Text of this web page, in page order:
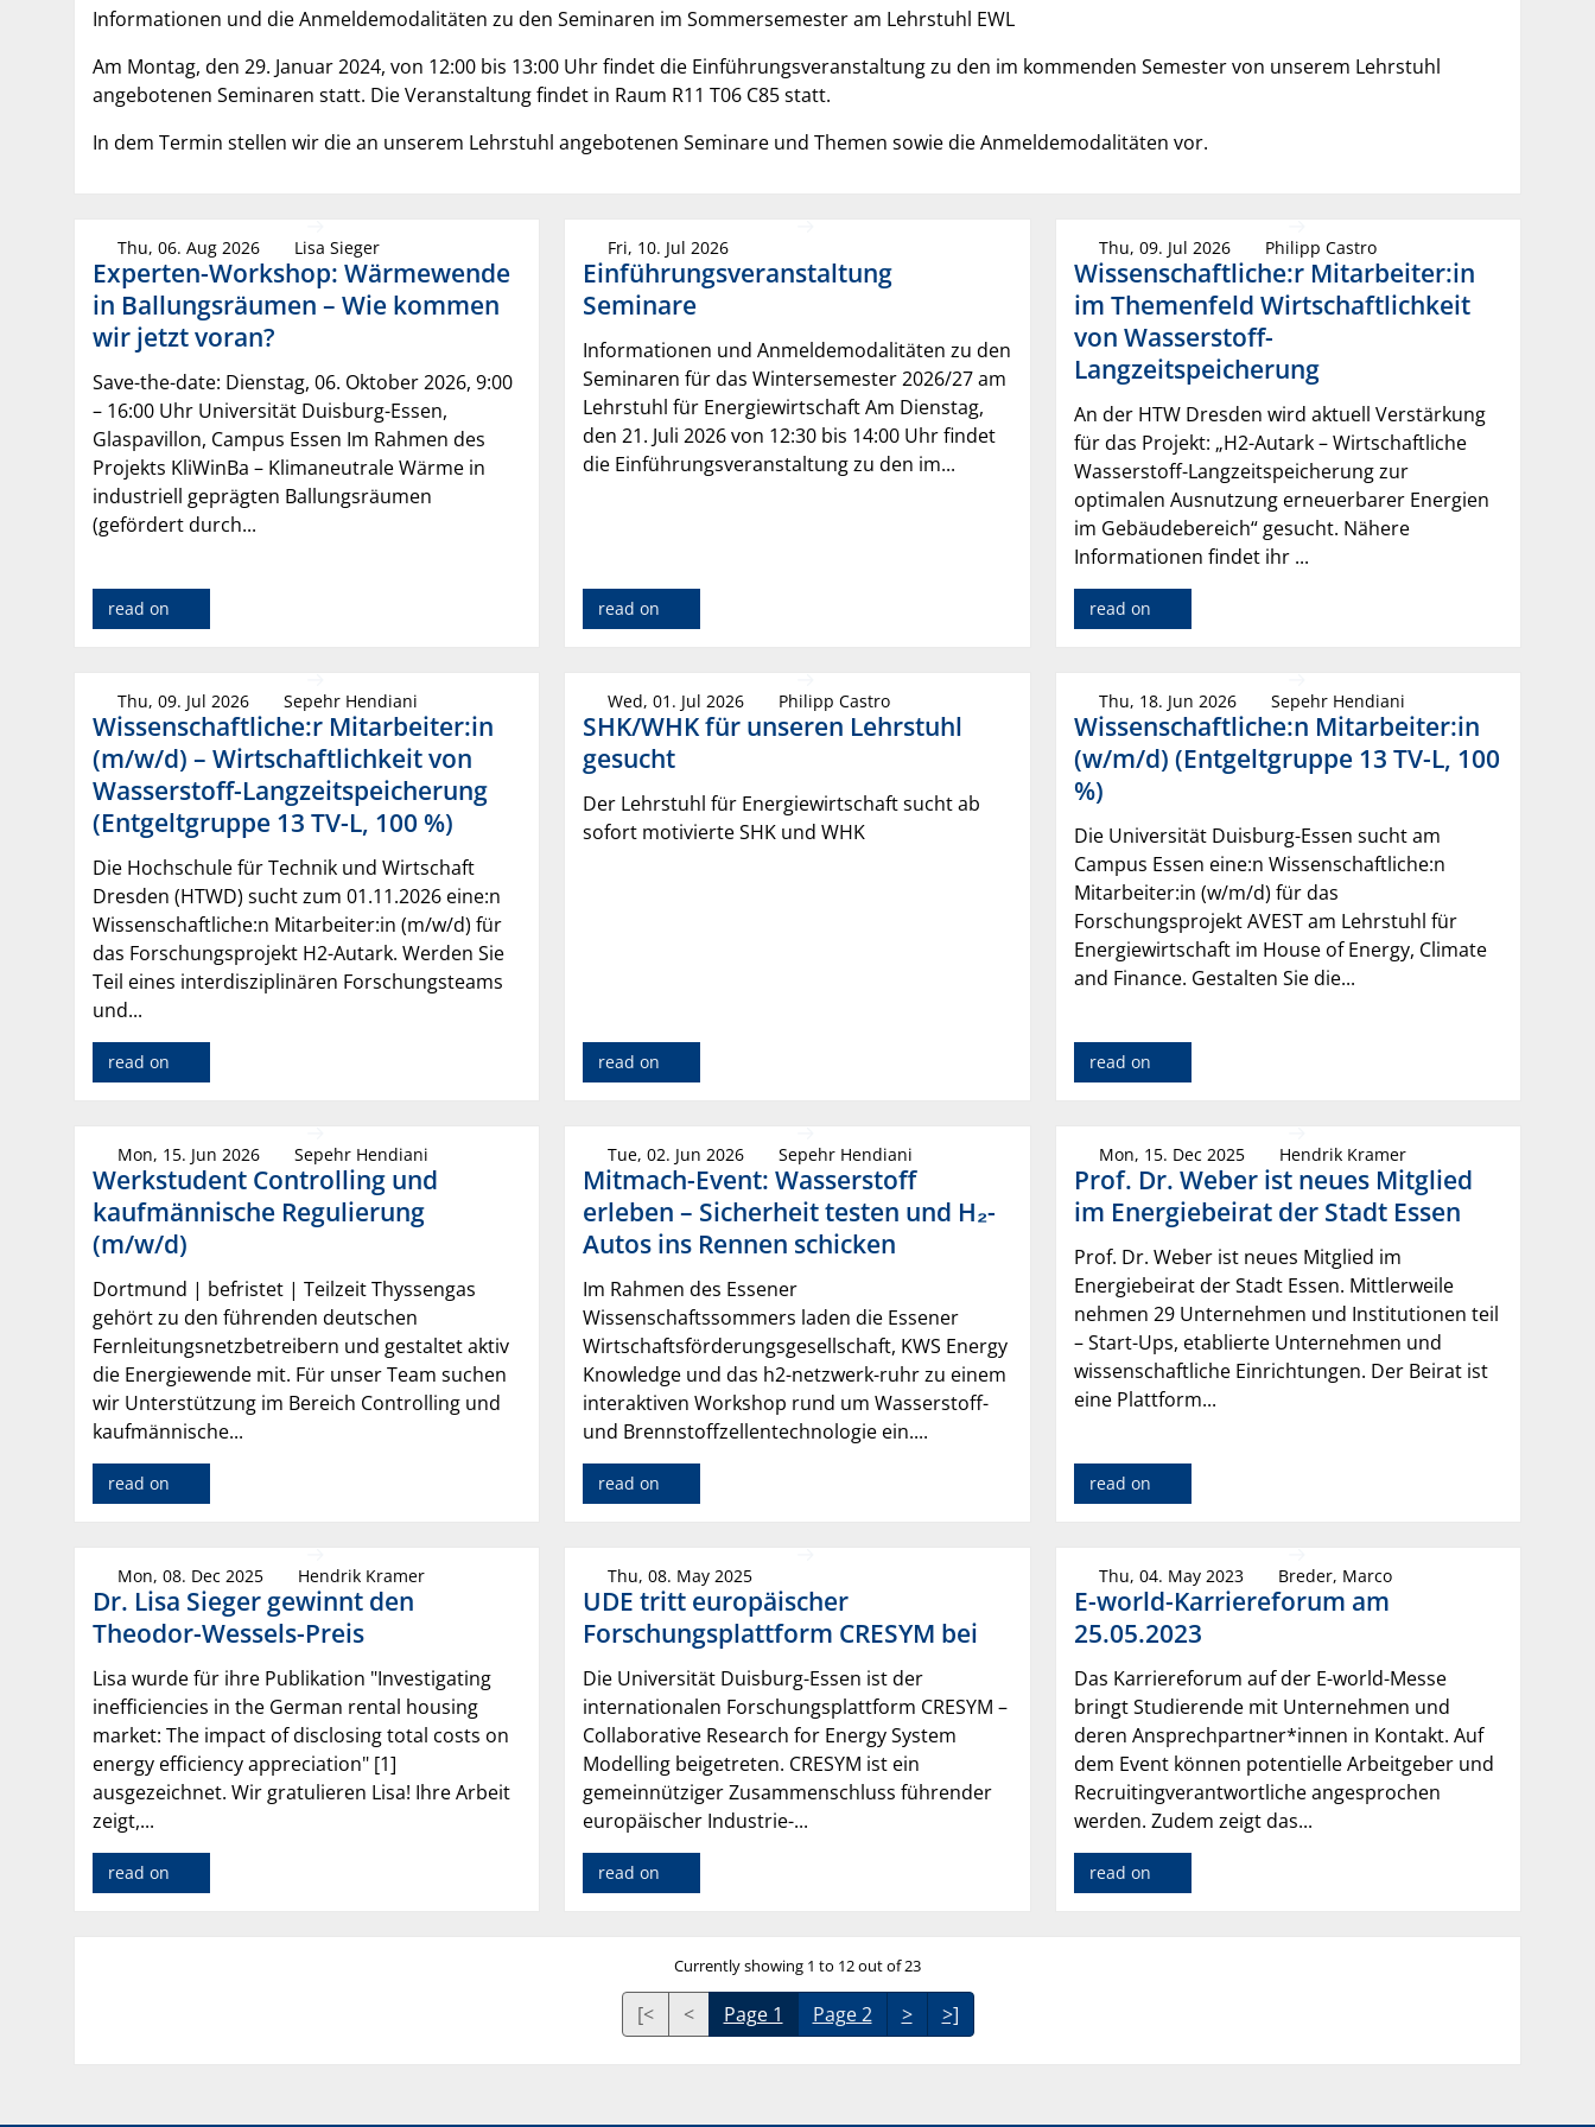
Informationen und die Anmeldemodalitäten zu den Seminaren im Sommersemester am Lehrstuhl EWL
Am Montag, den 29. Januar 2024, von 12:00 bis 13:00 Uhr findet die Einführungsveranstaltung zu den im kommenden Semester von unserem Lehrstuhl
angebotenen Seminaren statt. Die Veranstaltung findet in Raum R11 T06 C85 statt.
In dem Termin stellen wir die an unserem Lehrstuhl angebotenen Seminare und Themen sowie die Anmeldemodalitäten vor.
Thu, 06. Aug 2026 Lisa Sieger
Experten-Workshop: Wärmewende
in Ballungsräumen – Wie kommen
wir jetzt voran?
Save-the-date: Dienstag, 06. Oktober 2026, 9:00
– 16:00 Uhr Universität Duisburg-Essen,
Glaspavillon, Campus Essen Im Rahmen des
Projekts KliWinBa – Klimaneutrale Wärme in
industriell geprägten Ballungsräumen
(gefördert durch...
read on
Fri, 10. Jul 2026
Einführungsveranstaltung
Seminare
Informationen und Anmeldemodalitäten zu den
Seminaren für das Wintersemester 2026/27 am
Lehrstuhl für Energiewirtschaft Am Dienstag,
den 21. Juli 2026 von 12:30 bis 14:00 Uhr findet
die Einführungsveranstaltung zu den im...
read on
Thu, 09. Jul 2026 Philipp Castro
Wissenschaftliche:r Mitarbeiter:in
im Themenfeld Wirtschaftlichkeit
von Wasserstoff-
Langzeitspeicherung
An der HTW Dresden wird aktuell Verstärkung
für das Projekt: „H2-Autark – Wirtschaftliche
Wasserstoff-Langzeitspeicherung zur
optimalen Ausnutzung erneuerbarer Energien
im Gebäudebereich“ gesucht. Nähere
Informationen findet ihr ...
read on
Thu, 09. Jul 2026 Sepehr Hendiani
Wissenschaftliche:r Mitarbeiter:in
(m/w/d) – Wirtschaftlichkeit von
Wasserstoff-Langzeitspeicherung
(Entgeltgruppe 13 TV-L, 100 %)
Die Hochschule für Technik und Wirtschaft
Dresden (HTWD) sucht zum 01.11.2026 eine:n
Wissenschaftliche:n Mitarbeiter:in (m/w/d) für
das Forschungsprojekt H2-Autark. Werden Sie
Teil eines interdisziplinären Forschungsteams
und...
read on
Wed, 01. Jul 2026 Philipp Castro
SHK/WHK für unseren Lehrstuhl
gesucht
Der Lehrstuhl für Energiewirtschaft sucht ab
sofort motivierte SHK und WHK
read on
Thu, 18. Jun 2026 Sepehr Hendiani
Wissenschaftliche:n Mitarbeiter:in
(w/m/d) (Entgeltgruppe 13 TV-L, 100
%)
Die Universität Duisburg-Essen sucht am
Campus Essen eine:n Wissenschaftliche:n
Mitarbeiter:in (w/m/d) für das
Forschungsprojekt AVEST am Lehrstuhl für
Energiewirtschaft im House of Energy, Climate
and Finance. Gestalten Sie die...
read on
Mon, 15. Jun 2026 Sepehr Hendiani
Werkstudent Controlling und
kaufmännische Regulierung
(m/w/d)
Dortmund | befristet | Teilzeit Thyssengas
gehört zu den führenden deutschen
Fernleitungsnetzbetreibern und gestaltet aktiv
die Energiewende mit. Für unser Team suchen
wir Unterstützung im Bereich Controlling und
kaufmännische...
read on
Tue, 02. Jun 2026 Sepehr Hendiani
Mitmach-Event: Wasserstoff
erleben – Sicherheit testen und H₂-
Autos ins Rennen schicken
Im Rahmen des Essener
Wissenschaftssommers laden die Essener
Wirtschaftsförderungsgesellschaft, KWS Energy
Knowledge und das h2-netzwerk-ruhr zu einem
interaktiven Workshop rund um Wasserstoff-
und Brennstoffzellentechnologie ein....
read on
Mon, 15. Dec 2025 Hendrik Kramer
Prof. Dr. Weber ist neues Mitglied
im Energiebeirat der Stadt Essen
Prof. Dr. Weber ist neues Mitglied im
Energiebeirat der Stadt Essen. Mittlerweile
nehmen 29 Unternehmen und Institutionen teil
– Start-Ups, etablierte Unternehmen und
wissenschaftliche Einrichtungen. Der Beirat ist
eine Plattform...
read on
Mon, 08. Dec 2025 Hendrik Kramer
Dr. Lisa Sieger gewinnt den
Theodor-Wessels-Preis
Lisa wurde für ihre Publikation "Investigating
inefficiencies in the German rental housing
market: The impact of disclosing total costs on
energy efficiency appreciation" [1]
ausgezeichnet. Wir gratulieren Lisa! Ihre Arbeit
zeigt,...
read on
Thu, 08. May 2025
UDE tritt europäischer
Forschungsplattform CRESYM bei
Die Universität Duisburg-Essen ist der
internationalen Forschungsplattform CRESYM –
Collaborative Research for Energy System
Modelling beigetreten. CRESYM ist ein
gemeinnütziger Zusammenschluss führender
europäischer Industrie-...
read on
Thu, 04. May 2023 Breder, Marco
E-world-Karriereforum am
25.05.2023
Das Karriereforum auf der E-world-Messe
bringt Studierende mit Unternehmen und
deren Ansprechpartner*innen in Kontakt. Auf
dem Event können potentielle Arbeitgeber und
Recruitingverantwortliche angesprochen
werden. Zudem zeigt das...
read on
Currently showing 1 to 12 out of 23
[< < Page 1 Page 2 > >]